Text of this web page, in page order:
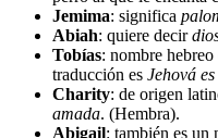
Jemima: significa
Abiah: quiere decir
Tobías: nombre
traducción es Jehová
Charity: de origen
amada. (Hembra).
Abigail: también es un